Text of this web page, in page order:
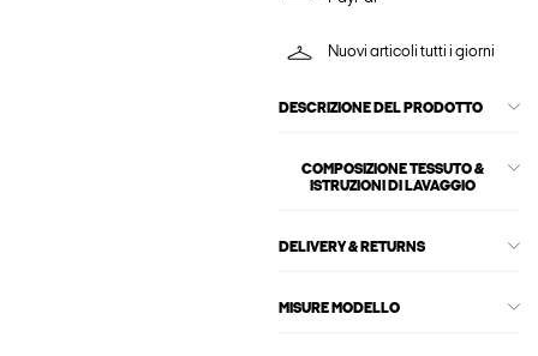
Nuovi articoli tutti i giorni
DESCRIZIONE DEL PRODOTTO
COMPOSIZIONE TESSUTO &
ISTRUZIONI DI LAVAGGIO
DELIVERY & RETURNS
MISURE MODELLO